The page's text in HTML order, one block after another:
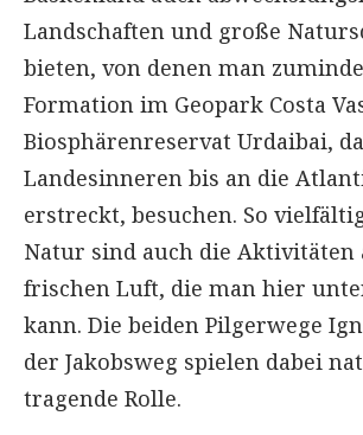
Landschaften und große
bieten, von denen man
Formation im Geopark Costa
Biosphärenreservat Urdaibai,
Landesinneren bis an die
erstreckt, besuchen. So
Natur sind auch die Aktivitäten
frischen Luft, die man hier
kann. Die beiden Pilgerwege
der Jakobsweg spielen dabei
tragende Rolle.